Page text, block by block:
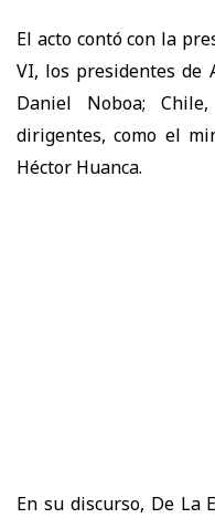
El acto contó con la
VI, los presidentes de
Daniel Noboa;
dirigentes, como el
Héctor Huanca.
En su discurso, De La